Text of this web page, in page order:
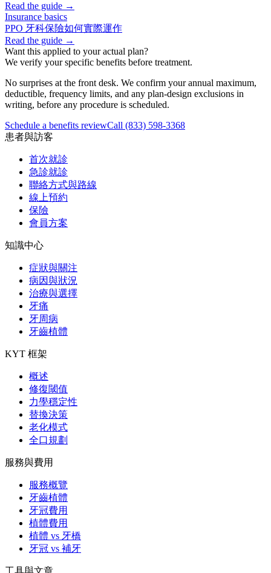
Read the guide →
Insurance basics
PPO 牙科保險如何實際運作
Read the guide →
Want this applied to your actual plan?
We verify your specific benefits before treatment.
No surprises at the front desk. We confirm your annual maximum,
deductible, frequency limits, and any plan-design exclusions in
writing, before any procedure is scheduled.
Schedule a benefits reviewCall (833) 598-3368
患者與訪客
首次就診
急診就診
聯絡方式與路線
線上預約
保險
會員方案
知識中心
症狀與關注
病因與狀況
治療與選擇
牙痛
牙周病
牙齒植體
KYT 框架
概述
修復閾值
力學穩定性
替換決策
老化模式
全口規劃
服務與費用
服務概覽
牙齒植體
牙冠費用
植體費用
植體 vs 牙橋
牙冠 vs 補牙